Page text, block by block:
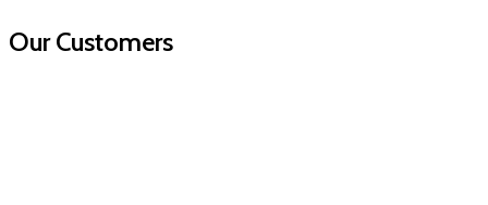
Our Customers